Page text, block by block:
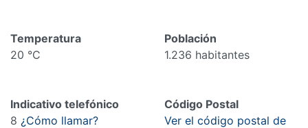
Temperatura
20 °C
Población
1.236 habitantes
Indicativo telefónico
8 ¿Cómo llamar?
Código Postal
Ver el código postal de